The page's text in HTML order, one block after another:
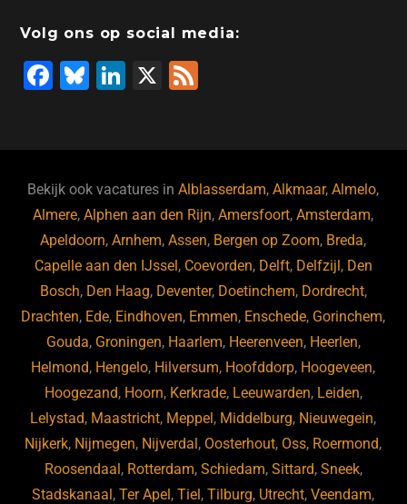
Volg ons op social media:
F
b
o
o
k
Bl
ky
Li
dI
n
X
Bekijk ook vacatures inAlblasserdam,Alkmaar,Almelo,
Almere,Alphen aan den Rijn,Amersfoort,Amsterdam,
Apeldoorn,Arnhem,Assen, Bergen op Zoom, Breda,
Capelle aan den IJssel , Coevorden, Delft, Delfzijl , Den
Bosch, Den Haag, Deventer, Doetinchem, Dordrecht,
Drachten, Ede, Eindhoven, Emmen, Enschede, Gorinchem,
Gouda, Groningen, Haarlem, Heerenveen, Heerlen,
Helmond, Hengelo, Hilversum, Hoofddorp, Hoogeveen,
Hoogezand, Hoorn, Kerkrade, Leeuwarden, Leiden,
Lelystad, Maastricht, Meppel , Middelburg, Nieuwegein,
Nijkerk, Nijmegen, Nijverdal , Oosterhout, Oss, Roermond,
Roosendaal , Rotterdam, Schiedam, Sittard, Sneek,
Stadskanaal ,Ter Apel ,Tiel ,Tilburg, Utrecht,Veendam,